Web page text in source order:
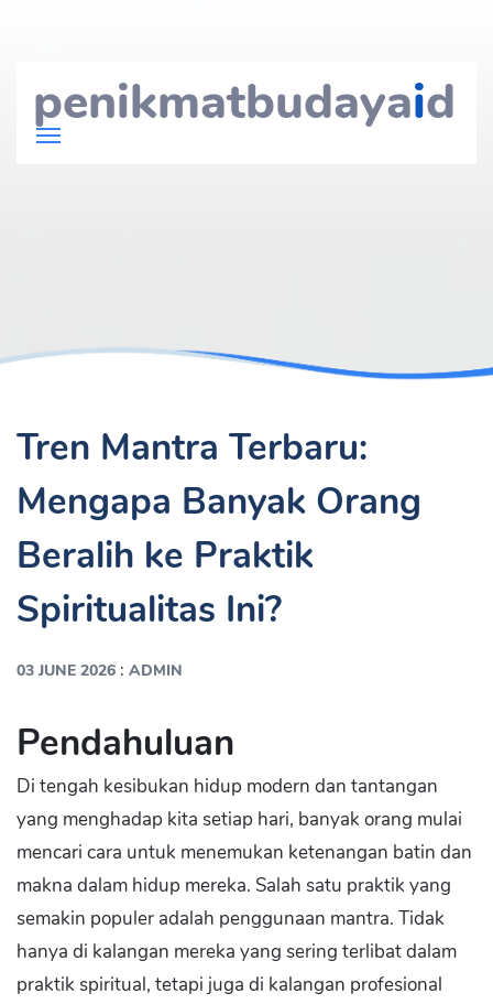
penikmatbudayaid
Tren Mantra Terbaru:
Mengapa Banyak Orang
Beralih ke Praktik
Spiritualitas Ini?
03 JUNE 2026 : ADMIN
Pendahuluan
Di tengah kesibukan hidup modern dan tantangan
yang menghadap kita setiap hari, banyak orang mulai
mencari cara untuk menemukan ketenangan batin dan
makna dalam hidup mereka. Salah satu praktik yang
semakin populer adalah penggunaan mantra. Tidak
hanya di kalangan mereka yang sering terlibat dalam
praktik spiritual, tetapi juga di kalangan profesional